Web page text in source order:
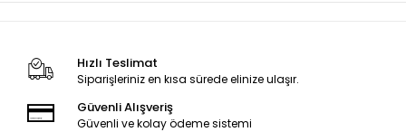
Hızlı Teslimat
Siparişleriniz en kısa sürede elinize ulaşır.
Güvenli Alışveriş
Güvenli ve kolay ödeme sistemi